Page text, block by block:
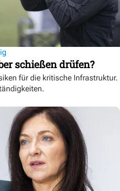
schießen drüfen?
für die kritische Infrastruktur.